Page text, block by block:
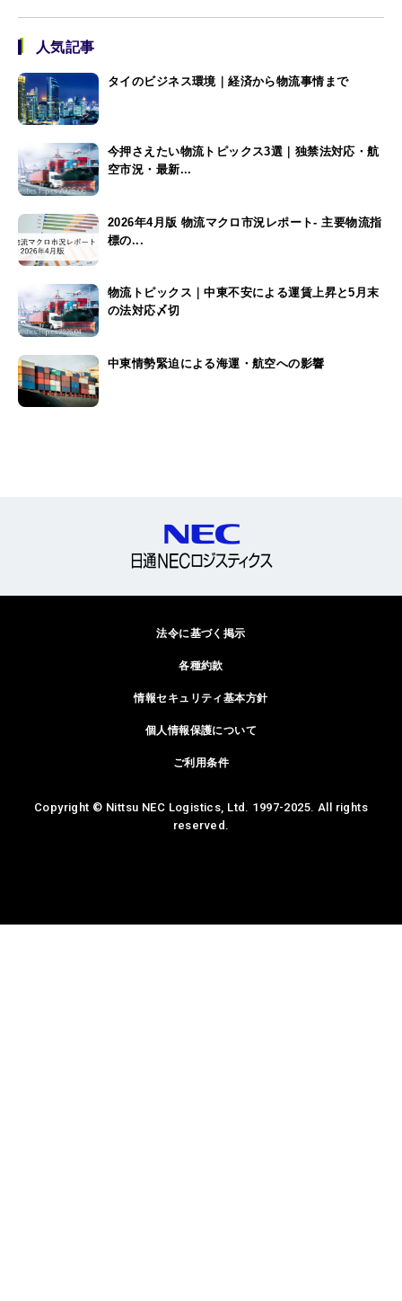
人気記事
タイのビジネス環境｜経済から物流事情まで
今押さえたい物流トピックス3選｜独禁法対応・航
空市況・最新...
2026年4月版 物流マクロ市況レポート- 主要物流指
標の...
物流トピックス｜中東不安による運賃上昇と5月末
の法対応〆切
中東情勢緊迫による海運・航空への影響
法令に基づく掲示
各種約款
情報セキュリティ基本方針
個人情報保護について
ご利用条件
Copyright © Nittsu NEC Logistics, Ltd. 1997-2025. All rights
reserved.